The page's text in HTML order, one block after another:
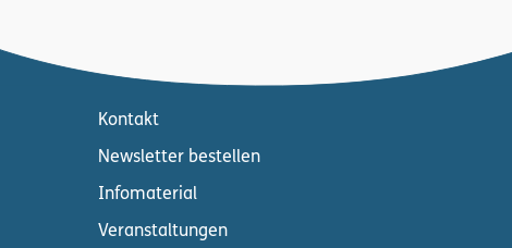
Kontakt
Newsletter bestellen
Infomaterial
Veranstaltungen